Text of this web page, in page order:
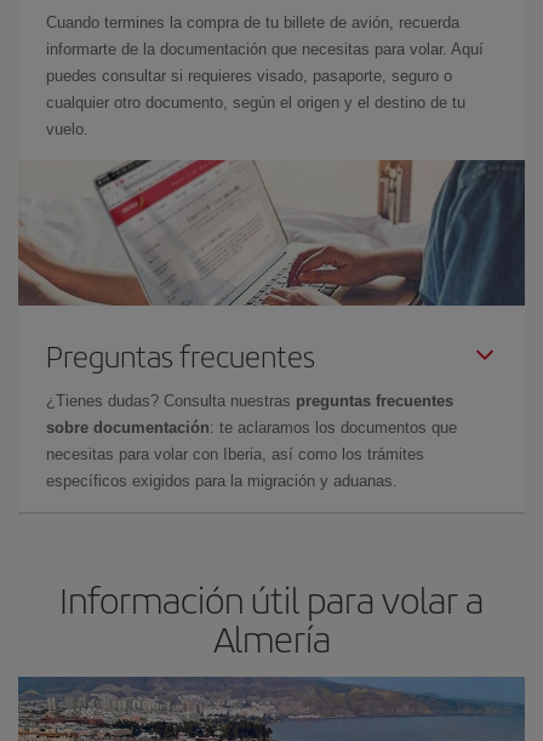
Cuando termines la compra de tu billete de avión, recuerda
informarte de la documentación que necesitas para volar. Aquí
puedes consultar si requieres visado, pasaporte, seguro o
cualquier otro documento, según el origen y el destino de tu
vuelo.
Preguntas frecuentes
¿Tienes dudas? Consulta nuestras preguntas frecuentes
sobre documentación: te aclaramos los documentos que
necesitas para volar con Iberia, así como los trámites
específicos exigidos para la migración y aduanas.
Información útil para volar a
Almería